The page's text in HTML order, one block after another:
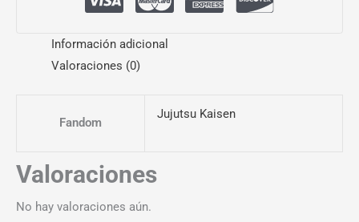
Información adicional
Valoraciones (0)
Fandom
Jujutsu Kaisen
Valoraciones
No hay valoraciones aún.